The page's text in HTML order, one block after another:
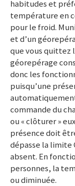
habitudes et
température en
pour le froid.
et d’un
que vous quittez
géorepérage
donc les
puisqu’une
commande du
ou « clôturer »
présence doit
dépasse la limite
absent. En
personnes, la
ou diminuée.